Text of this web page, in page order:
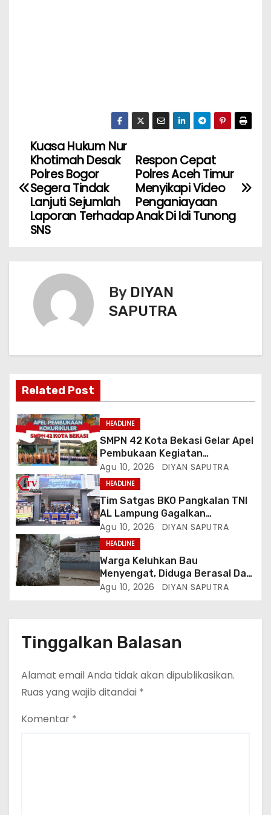
Respon Cepat
Polres Aceh Timur
Menyikapi Video
Penganiayaan
Anak Di Idi Tunong
Kuasa Hukum Nur
Khotimah Desak
Polres Bogor
Segera Tindak
Lanjuti Sejumlah
Laporan Terhadap
SNS
By DIYAN
SAPUTRA
Related Post
HEADLINE
SMPN 42 Kota Bekasi Gelar Apel
Pembukaan Kegiatan
Kokurikuler
Agu 10, 2026 DIYAN SAPUTRA
HEADLINE
Tim Satgas BKO Pangkalan TNI
AL Lampung Gagalkan
Peredaran Ribuan Liter
Minuman Keras Ilegal Di
Pelabuhan Bakauheni
Agu 10, 2026 DIYAN SAPUTRA
HEADLINE
Warga Keluhkan Bau
Menyengat, Diduga Berasal Dari
Limbah SPPG Panjang Utara 2
Agu 10, 2026 DIYAN SAPUTRA
Tinggalkan Balasan
Alamat email Anda tidak akan dipublikasikan.
Ruas yang wajib ditandai *
Komentar *